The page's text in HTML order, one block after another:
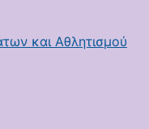
και Αθλητισμού